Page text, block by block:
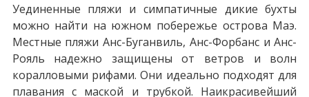
Уединенные пляжи и симпатичные дикие бухты
можно найти на южном побережье острова Маэ.
Местные пляжи Анс-Буганвиль, Анс-Форбанс и Анс-
Рояль надежно защищены от ветров и волн
коралловыми рифами. Они идеально подходят для
плавания с маской и трубкой. Наикрасивейший